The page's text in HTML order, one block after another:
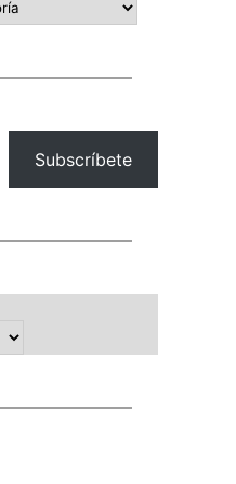
Subscríbete